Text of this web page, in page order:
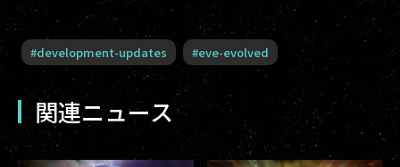
#development-updates #eve-evolved
関連ニュース